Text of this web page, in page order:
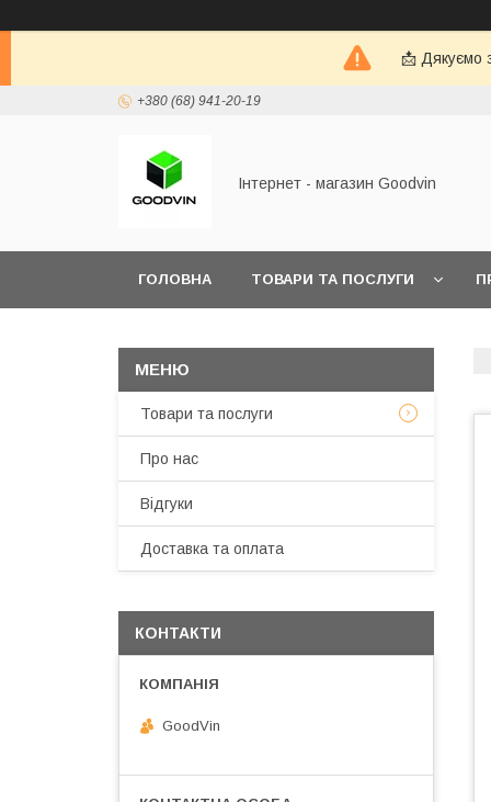
📩 Дякуємо
+380 (68) 941-20-19
Інтернет - магазин Goodvin
ГОЛОВНА ТОВАРИ ТА ПОСЛУГИ
Товари та послуги
Про нас
Відгуки
Доставка та оплата
КОНТАКТИ
GoodVin